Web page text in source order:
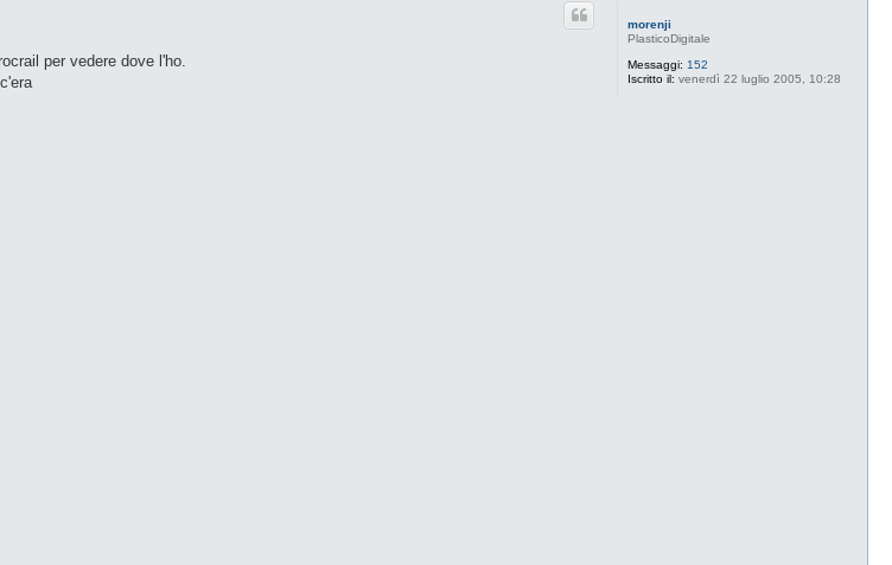
morenji
PlasticoDigitale
Messaggi: 152
Iscritto il: venerdì 22 luglio 2005, 10:28
per vedere dove l'ho.